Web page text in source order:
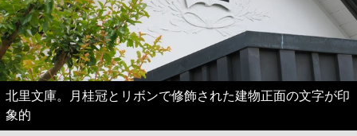
北里文庫。月桂冠とリボンで修飾された建物正面の文字が印
象的